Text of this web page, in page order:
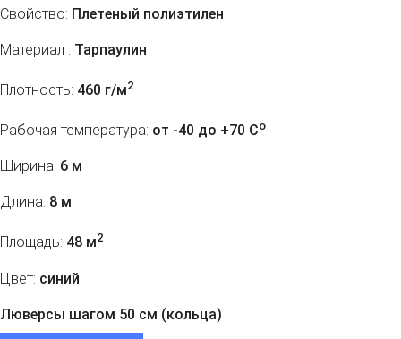
Свойство: Плетеный полиэтилен
Материал : Тарпаулин
Плотность: 460 г/м2
Рабочая температура: от -40 до +70 Co
Ширина: 6 м
Длина: 8 м
Площадь: 48 м2
Цвет: синий
Люверсы шагом 50 см (кольца)